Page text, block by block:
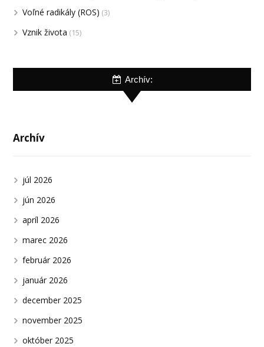
Voľné radikály (ROS) (3)
Vznik života (15)
Archív:
Archív
júl 2026
jún 2026
apríl 2026
marec 2026
február 2026
január 2026
december 2025
november 2025
október 2025